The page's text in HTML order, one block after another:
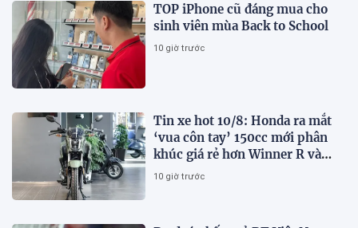
TOP iPhone cũ đáng mua cho
sinh viên mùa Back to School
10 giờ trước
Tin xe hot 10/8: Honda ra mắt
‘vua côn tay’ 150cc mới phân
khúc giá rẻ hơn Winner R và
Yamaha Exciter, có ABS 2 kênh
10 giờ trước